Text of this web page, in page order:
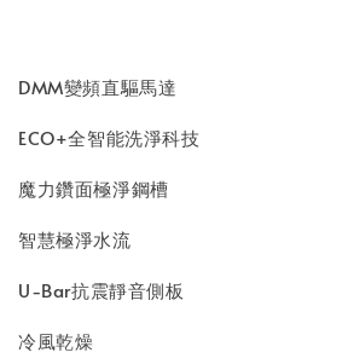
DMM變頻直驅馬達
ECO+全智能洗淨科技
魔力鑽面極淨鋼槽
智慧極淨水流
U-Bar抗震靜音側板
冷風乾燥